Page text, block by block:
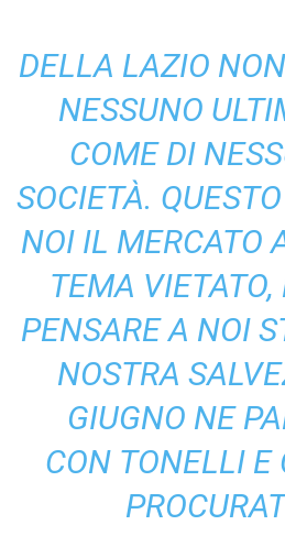
DELLA LAZIO
NESSUNO
COME DI
SOCIETÀ.
NOI IL MERCATO
TEMA
PENSARE A NOI
NOSTRA
GIUGNO NE
CON TONELLI E